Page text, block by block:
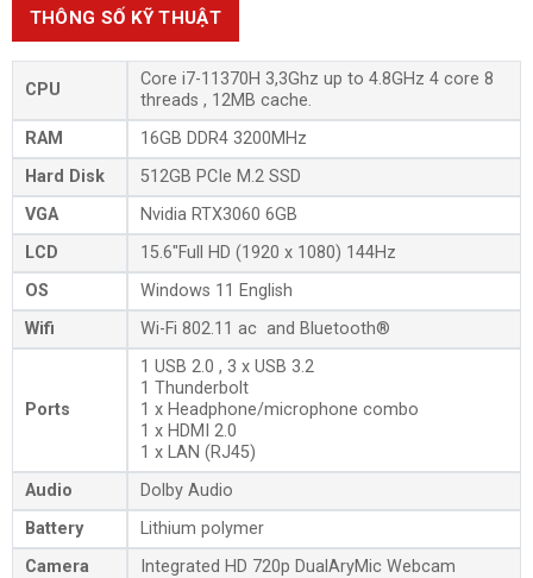
THÔNG SỐ KỸ THUẬT
CPU
Core i7-11370H 3,3Ghz up to 4.8GHz 4 core 8
threads , 12MB cache.
RAM
16GB DDR4 3200MHz
Hard Disk
512GB PCIe M.2 SSD
VGA
Nvidia RTX3060 6GB
LCD
15.6″Full HD (1920 x 1080) 144Hz
OS
Windows 11 English
Wifi
Wi-Fi 802.11 ac and Bluetooth®
Ports
1 USB 2.0 , 3 x USB 3.2
1 Thunderbolt
1 x Headphone/microphone combo
1 x HDMI 2.0
1 x LAN (RJ45)
Audio
Dolby Audio
Battery
Lithium polymer
Camera
Integrated HD 720p DualAryMic Webcam